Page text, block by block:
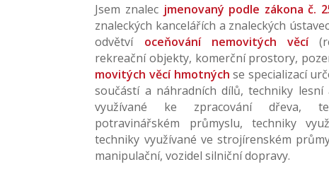
Jsem znalecjmenovaný podle zákona č.
znaleckých kancelářích a znaleckých
odvětví oceňování nemovitých věcí
rekreační objekty, komerční prostory,
movitých věcí hmotných se specializací
součástí a náhradních dílů, techniky lesní
využívané ke zpracování dřeva,
potravinářském průmyslu, techniky
techniky využívané ve strojírenském
manipulační, vozidel silniční dopravy.